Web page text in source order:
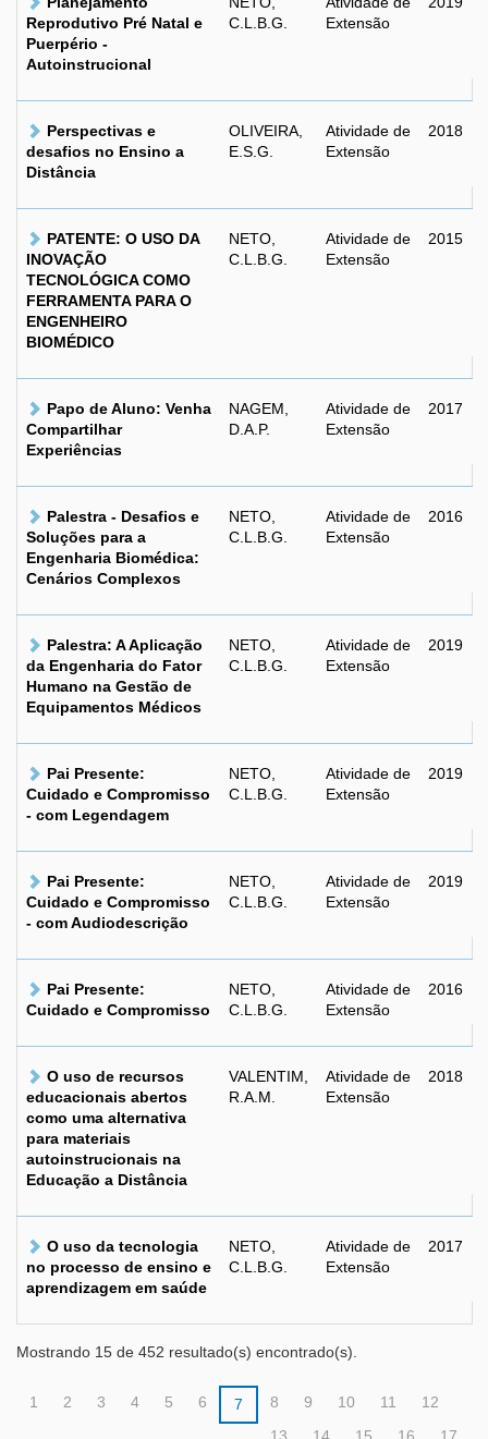
Reprodutivo Pré Natal e
Puerpério -
Autoinstrucional
C.L.B.G.
Extensão
Perspectivas e
desafios no Ensino a
Distância
OLIVEIRA,
E.S.G.
Atividade de
Extensão
2018
PATENTE: O USO DA
INOVAÇÃO
TECNOLÓGICA COMO
FERRAMENTA PARA O
ENGENHEIRO
BIOMÉDICO
NETO,
C.L.B.G.
Atividade de
Extensão
2015
Papo de Aluno: Venha
Compartilhar
Experiências
NAGEM,
D.A.P.
Atividade de
Extensão
2017
Palestra - Desafios e
Soluções para a
Engenharia Biomédica:
Cenários Complexos
NETO,
C.L.B.G.
Atividade de
Extensão
2016
Palestra: A Aplicação
da Engenharia do Fator
Humano na Gestão de
Equipamentos Médicos
NETO,
C.L.B.G.
Atividade de
Extensão
2019
Pai Presente:
Cuidado e Compromisso
- com Legendagem
NETO,
C.L.B.G.
Atividade de
Extensão
2019
Pai Presente:
Cuidado e Compromisso
- com Audiodescrição
NETO,
C.L.B.G.
Atividade de
Extensão
2019
Pai Presente:
Cuidado e Compromisso
NETO,
C.L.B.G.
Atividade de
Extensão
2016
O uso de recursos
educacionais abertos
como uma alternativa
para materiais
autoinstrucionais na
Educação a Distância
VALENTIM,
R.A.M.
Atividade de
Extensão
2018
O uso da tecnologia
no processo de ensino e
aprendizagem em saúde
NETO,
C.L.B.G.
Atividade de
Extensão
2017
Mostrando 15 de 452 resultado(s) encontrado(s).
1 2 3 4 5 6 7 8 9 10 11
12